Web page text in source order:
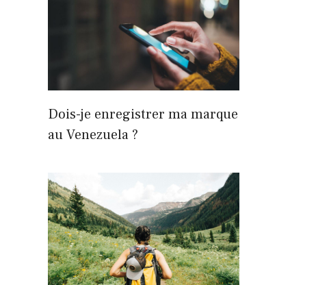
Dois-je enregistrer ma marque
au Venezuela ?